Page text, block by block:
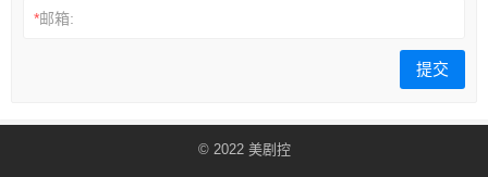
*邮箱:
© 2022 美剧控